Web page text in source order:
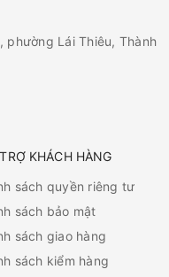
phường Lái Thiêu, Thành
KHÁCH HÀNG
sách quyền riêng tư
sách bảo mật
sách giao hàng
sách kiểm hàng